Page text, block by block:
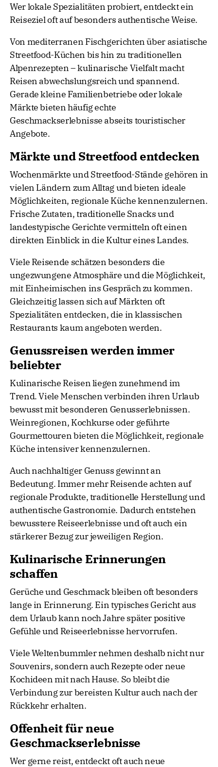
Wer lokale Spezialitäten probiert, entdeckt ein
Reiseziel oft auf besonders authentische Weise.
Von mediterranen Fischgerichten über asiatische
Streetfood-Küchen bis hin zu traditionellen
Alpenrezepten – kulinarische Vielfalt macht
Reisen abwechslungsreich und spannend.
Gerade kleine Familienbetriebe oder lokale
Märkte bieten häufig echte
Geschmackserlebnisse abseits touristischer
Angebote.
Märkte und Streetfood entdecken
Wochenmärkte und Streetfood-Stände gehören in
vielen Ländern zum Alltag und bieten ideale
Möglichkeiten, regionale Küche kennenzulernen.
Frische Zutaten, traditionelle Snacks und
landestypische Gerichte vermitteln oft einen
direkten Einblick in die Kultur eines Landes.
Viele Reisende schätzen besonders die
ungezwungene Atmosphäre und die Möglichkeit,
mit Einheimischen ins Gespräch zu kommen.
Gleichzeitig lassen sich auf Märkten oft
Spezialitäten entdecken, die in klassischen
Restaurants kaum angeboten werden.
Genussreisen werden immer
beliebter
Kulinarische Reisen liegen zunehmend im
Trend. Viele Menschen verbinden ihren Urlaub
bewusst mit besonderen Genusserlebnissen.
Weinregionen, Kochkurse oder geführte
Gourmettouren bieten die Möglichkeit, regionale
Küche intensiver kennenzulernen.
Auch nachhaltiger Genuss gewinnt an
Bedeutung. Immer mehr Reisende achten auf
regionale Produkte, traditionelle Herstellung und
authentische Gastronomie. Dadurch entstehen
bewusstere Reiseerlebnisse und oft auch ein
stärkerer Bezug zur jeweiligen Region.
Kulinarische Erinnerungen
schaffen
Gerüche und Geschmack bleiben oft besonders
lange in Erinnerung. Ein typisches Gericht aus
dem Urlaub kann noch Jahre später positive
Gefühle und Reiseerlebnisse hervorrufen.
Viele Weltenbummler nehmen deshalb nicht nur
Souvenirs, sondern auch Rezepte oder neue
Kochideen mit nach Hause. So bleibt die
Verbindung zur bereisten Kultur auch nach der
Rückkehr erhalten.
Offenheit für neue
Geschmackserlebnisse
Wer gerne reist, entdeckt oft auch neue